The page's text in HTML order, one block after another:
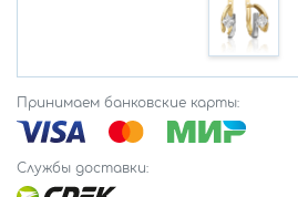
Принимаем банковские карты:
Службы доставки: